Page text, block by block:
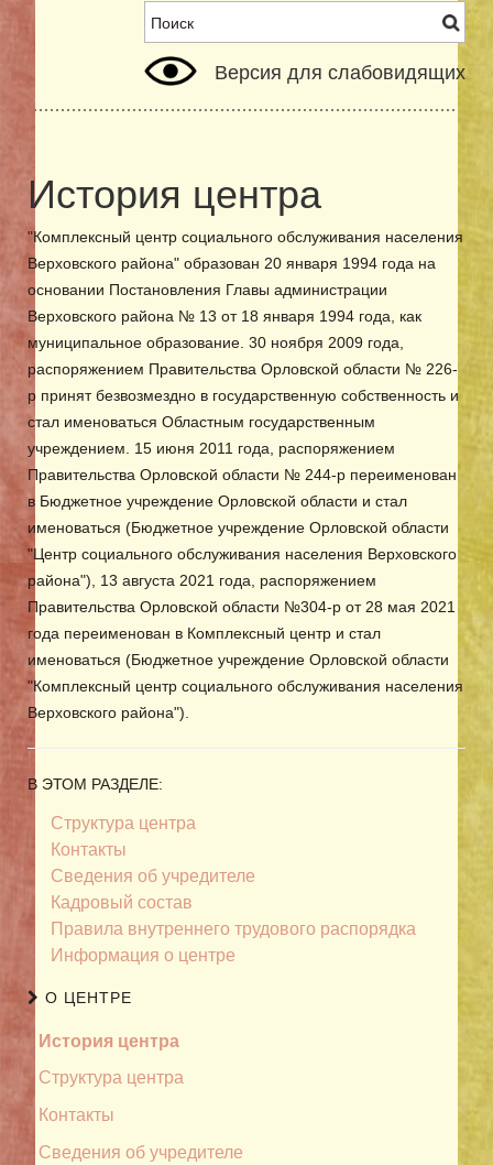
Версия для слабовидящих
История центра
"Комплексный центр социального обслуживания населения
Верховского района" образован 20 января 1994 года на
основании Постановления Главы администрации
Верховского района № 13 от 18 января 1994 года, как
муниципальное образование. 30 ноября 2009 года,
распоряжением Правительства Орловской области № 226-
р принят безвозмездно в государственную собственность и
стал именоваться Областным государственным
учреждением. 15 июня 2011 года, распоряжением
Правительства Орловской области № 244-р переименован
в Бюджетное учреждение Орловской области и стал
именоваться (Бюджетное учреждение Орловской области
"Центр социального обслуживания населения Верховского
района"), 13 августа 2021 года, распоряжением
Правительства Орловской области №304-р от 28 мая 2021
года переименован в Комплексный центр и стал
именоваться (Бюджетное учреждение Орловской области
"Комплексный центр социального обслуживания населения
Верховского района").
В ЭТОМ РАЗДЕЛЕ:
Структура центра
Контакты
Сведения об учредителе
Кадровый состав
Правила внутреннего трудового распорядка
Информация о центре
О ЦЕНТРЕ
История центра
Структура центра
Контакты
Сведения об учредителе